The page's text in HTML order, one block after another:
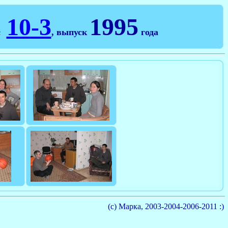
10-3, выпуск 1995 года
(с) Марка, 2003-2004-2006-2011 :)